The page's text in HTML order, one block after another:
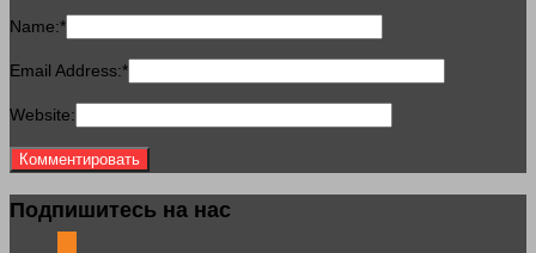
Name:*
Email Address:*
Website:
Подпишитесь на нас